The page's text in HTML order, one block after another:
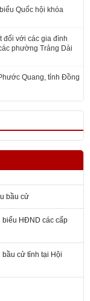
Quốc hội khóa
đối với các gia đình
phường Trảng Dài
Quang, tỉnh Đồng